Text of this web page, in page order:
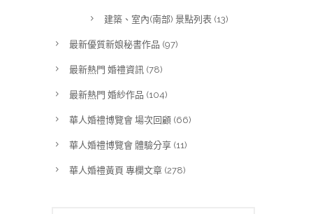
建築、室內(南部) 景點列表 (13)
最新優質新娘秘書作品 (97)
最新熱門 婚禮資訊 (78)
最新熱門 婚紗作品 (104)
華人婚禮博覽會 場次回顧 (66)
華人婚禮博覽會 體驗分享 (11)
華人婚禮黃頁 專欄文章 (278)